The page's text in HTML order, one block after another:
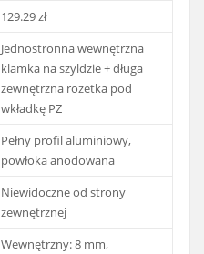
129.29 zł
Jednostronna wewnętrzna
klamka na szyldzie + długa
zewnętrzna rozetka pod
wkładkę PZ
Pełny profil aluminiowy,
powłoka anodowana
Niewidoczne od strony
zewnętrznej
Wewnętrzny: 8 mm,